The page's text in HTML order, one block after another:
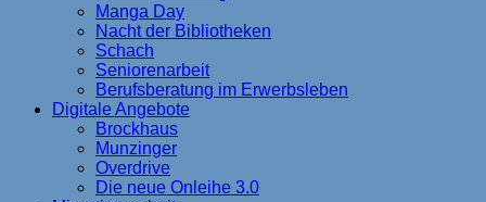
Manga Day
Nacht der Bibliotheken
Schach
Seniorenarbeit
Berufsberatung im Erwerbsleben
Digitale Angebote
Brockhaus
Munzinger
Overdrive
Die neue Onleihe 3.0